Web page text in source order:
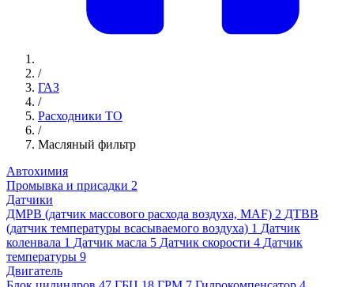
/
ГАЗ
/
Расходники ТО
/
Масляный фильтр
Автохимия
Промывка и присадки 2
Датчики
ДМРВ (датчик массового расхода воздуха, MAF) 2 ДТВВ
(датчик температуры всасываемого воздуха) 1 Датчик
коленвала 1 Датчик масла 5 Датчик скорости 4 Датчик
температуры 9
Двигатель